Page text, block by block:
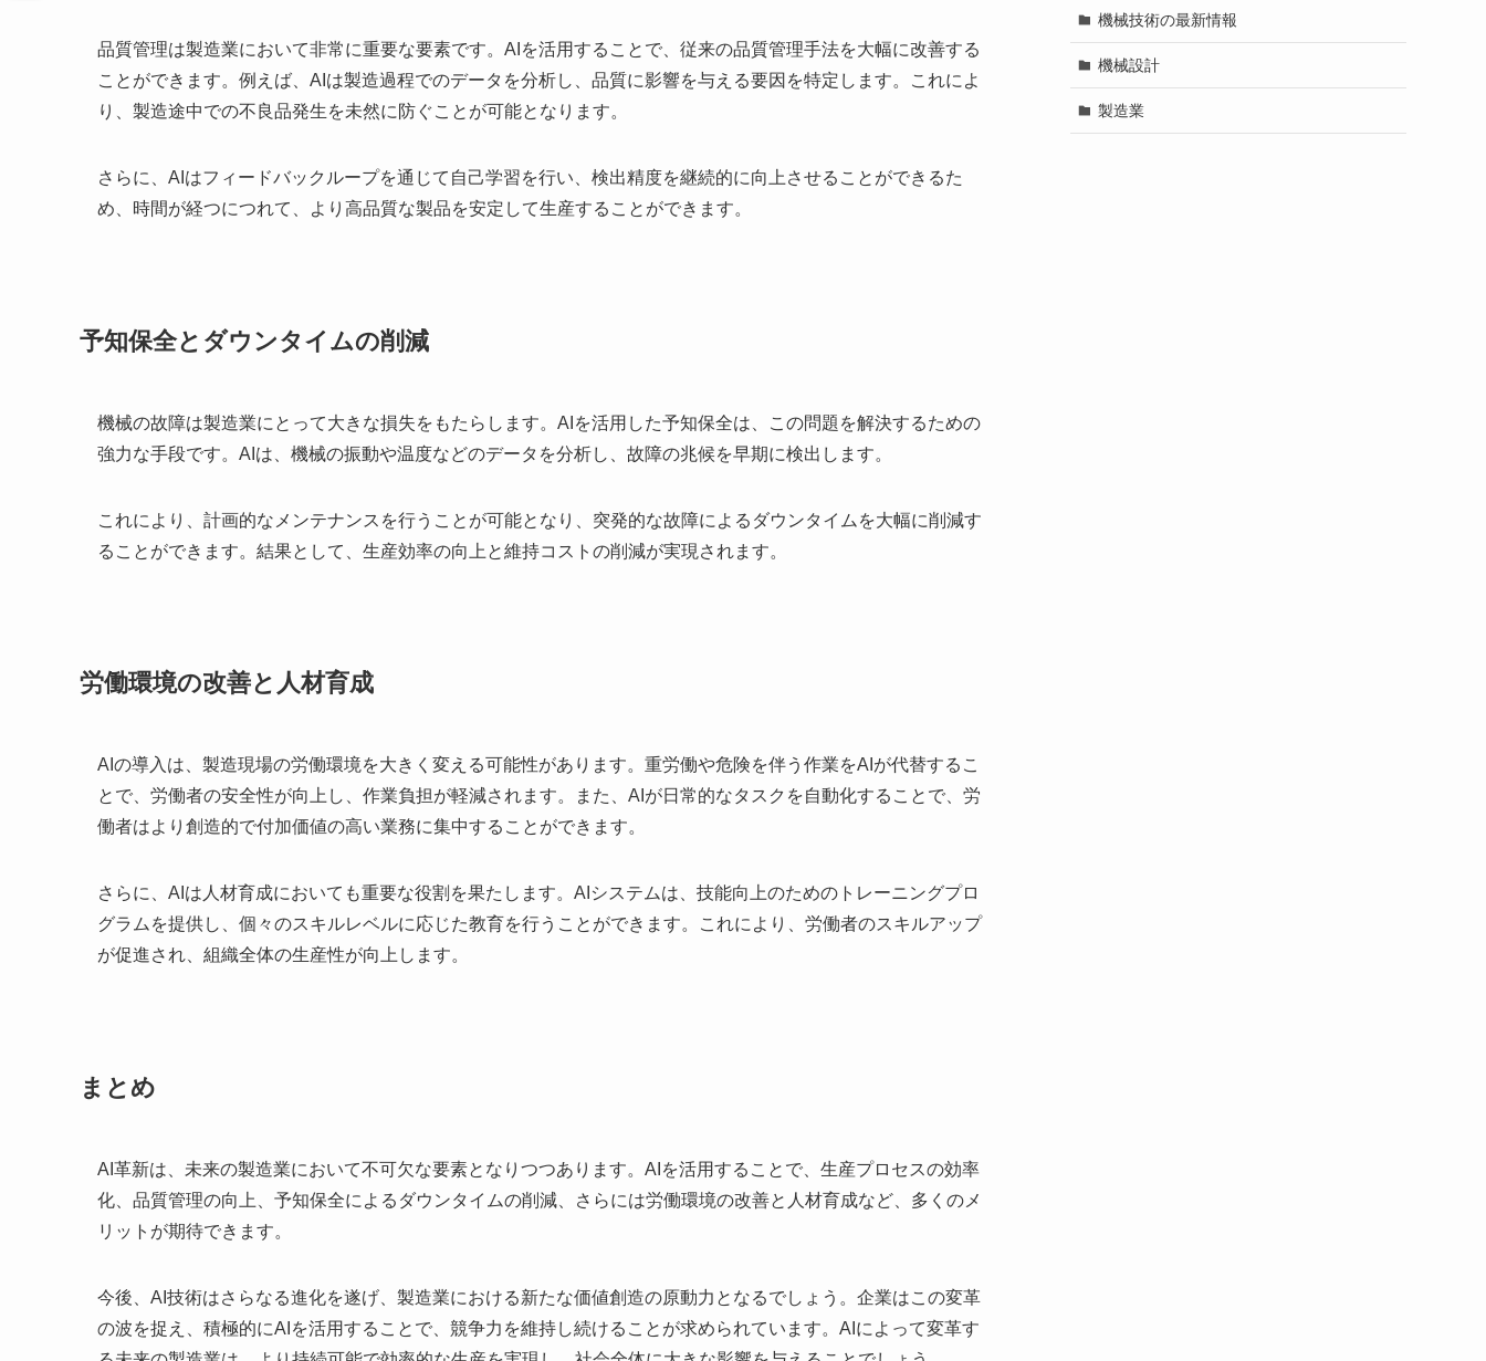
品質管理は製造業において非常に重要な要素です。AIを活用することで、従来の品質管理手法を大幅に改善する
ことができます。例えば、AIは製造過程でのデータを分析し、品質に影響を与える要因を特定します。これによ
り、製造途中での不良品発生を未然に防ぐことが可能となります。
さらに、AIはフィードバックループを通じて自己学習を行い、検出精度を継続的に向上させることができるた
め、時間が経つにつれて、より高品質な製品を安定して生産することができます。
予知保全とダウンタイムの削減
機械の故障は製造業にとって大きな損失をもたらします。AIを活用した予知保全は、この問題を解決するための
強力な手段です。AIは、機械の振動や温度などのデータを分析し、故障の兆候を早期に検出します。
これにより、計画的なメンテナンスを行うことが可能となり、突発的な故障によるダウンタイムを大幅に削減す
ることができます。結果として、生産効率の向上と維持コストの削減が実現されます。
労働環境の改善と人材育成
AIの導入は、製造現場の労働環境を大きく変える可能性があります。重労働や危険を伴う作業をAIが代替するこ
とで、労働者の安全性が向上し、作業負担が軽減されます。また、AIが日常的なタスクを自動化することで、労
働者はより創造的で付加価値の高い業務に集中することができます。
さらに、AIは人材育成においても重要な役割を果たします。AIシステムは、技能向上のためのトレーニングプロ
グラムを提供し、個々のスキルレベルに応じた教育を行うことができます。これにより、労働者のスキルアップ
が促進され、組織全体の生産性が向上します。
まとめ
AI革新は、未来の製造業において不可欠な要素となりつつあります。AIを活用することで、生産プロセスの効率
化、品質管理の向上、予知保全によるダウンタイムの削減、さらには労働環境の改善と人材育成など、多くのメ
リットが期待できます。
今後、AI技術はさらなる進化を遂げ、製造業における新たな価値創造の原動力となるでしょう。企業はこの変革
の波を捉え、積極的にAIを活用することで、競争力を維持し続けることが求められています。AIによって変革す
機械技術の最新情報
機械設計
製造業